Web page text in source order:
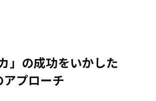
」の成功をいかした
アプローチ